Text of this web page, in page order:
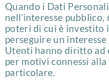
Quando i Dati
nell’interesse pubblico,
poteri di cui è investito
perseguire un
Utenti hanno diritto ad
per motivi connessi
particolare.